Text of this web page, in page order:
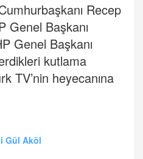
Recep
Genel Başkanı
Genel Başkanı
kutlama
TV’nin heyecanına
Gül Aköl